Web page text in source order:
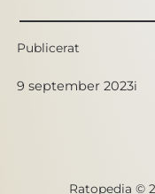
Publicerat
9 september 2023i
Ratopedia ©